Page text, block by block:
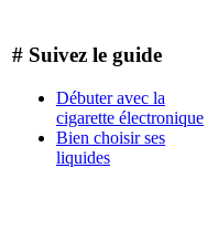
# Suivez le guide
Débuter avec la
cigarette électronique
Bien choisir ses
liquides